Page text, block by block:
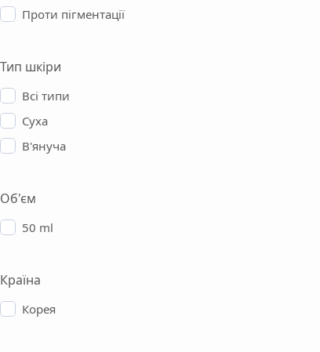
Проти пігментації
Тип шкіри
Всі типи
Суха
В'януча
Об'єм
50 ml
Країна
Корея